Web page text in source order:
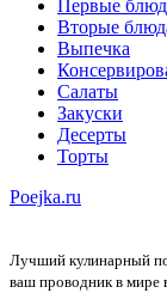
Первые
Вторые
Выпечка
Салаты
Закуски
Десерты
Торты
Poejka.ru
Лучший кулинарный
ваш проводник в мире